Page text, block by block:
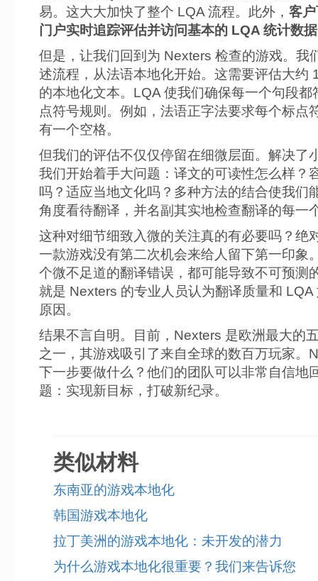
易。这大大加快了整个 LQA 流程。此外， 客
门户实时追踪评估并访问基本的 LQA 统计数
但是，让我们回到为 Nexters 检查的游戏。我
述流程，从法语本地化开始。这需要评估大约
的本地化文本。LQA 使我们确保每一个句段都
点符号规则。例如，法语正字法要求每个标点
有一个空格。
但我们的评估不仅仅停留在细微层面。解决了
我们开始着手大问题：译文的可读性怎么样？
吗？适应当地文化吗？多种方法的结合使我们
角度看待翻译，并名副其实地检查翻译的每一
这种对细节细致入微的关注真的有必要吗？绝
一款游戏没有第二次机会来给人留下第一印象
个微不足道的翻译错误，都可能导致不可预测
就是 Nexters 的专业人员认为翻译质量和 LQA
原因。
结果不言自明。目前，Nexters 是欧洲最大的
之一，其游戏吸引了来自全球的数百万玩家。
下一步要做什么？他们的团队可以非常自信地
题：实现新目标，打破新纪录。
类似材料
东南亚的游戏本地化
韩国游戏本地化
拉丁美洲的游戏本地化：未开发的潜力
为什么游戏本地化很重要？我们来告诉您